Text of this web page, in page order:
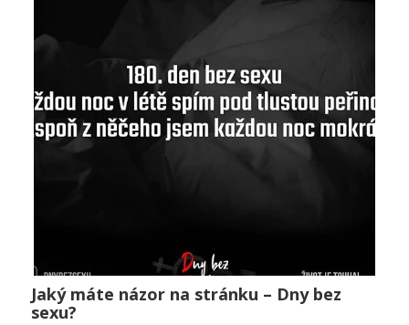
Jaký máte názor na stránku – Dny bez sexu?
Jaký máte názor na stránku – Dny bez
sexu?